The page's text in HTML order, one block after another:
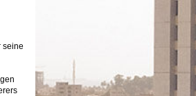
seine